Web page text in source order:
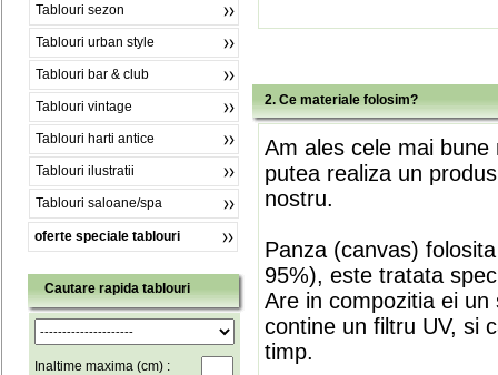
Tablouri sezon
Tablouri urban style
Tablouri bar & club
Tablouri vintage
Tablouri harti antice
Tablouri ilustratii
Tablouri saloane/spa
oferte speciale tablouri
Cautare rapida tablouri
Inaltime maxima (cm) :
2. Ce materiale folosim?
Am ales cele mai
putea realiza un
nostru.
Panza (canvas)
95%), este tratata
Are in compozitia ei
contine un filtru UV, si
timp.